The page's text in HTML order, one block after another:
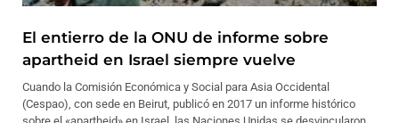
El entierro de la ONU de informe sobre
apartheid en Israel siempre vuelve
Cuando la Comisión Económica y Social para Asia Occidental
(Cespao), con sede en Beirut, publicó en 2017 un informe histórico